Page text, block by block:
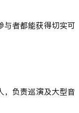
与者都能获得切实可
，负责巡演及大型音